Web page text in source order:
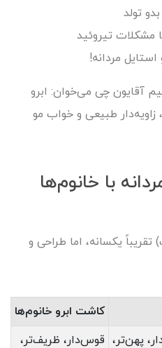
تولد
مشکلات تیروئید
مردانه!
آقایون چی می‌خوان: ابرو
طبیعی و خواب مو
با خانوم‌ها
یکسانه، اما طراحی و
کاشت ابرو خانوم‌ها
پهن‌تر، قوس‌دار، ظریف‌تر،